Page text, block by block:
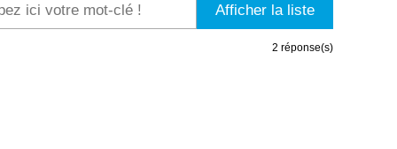
2 réponse(s)